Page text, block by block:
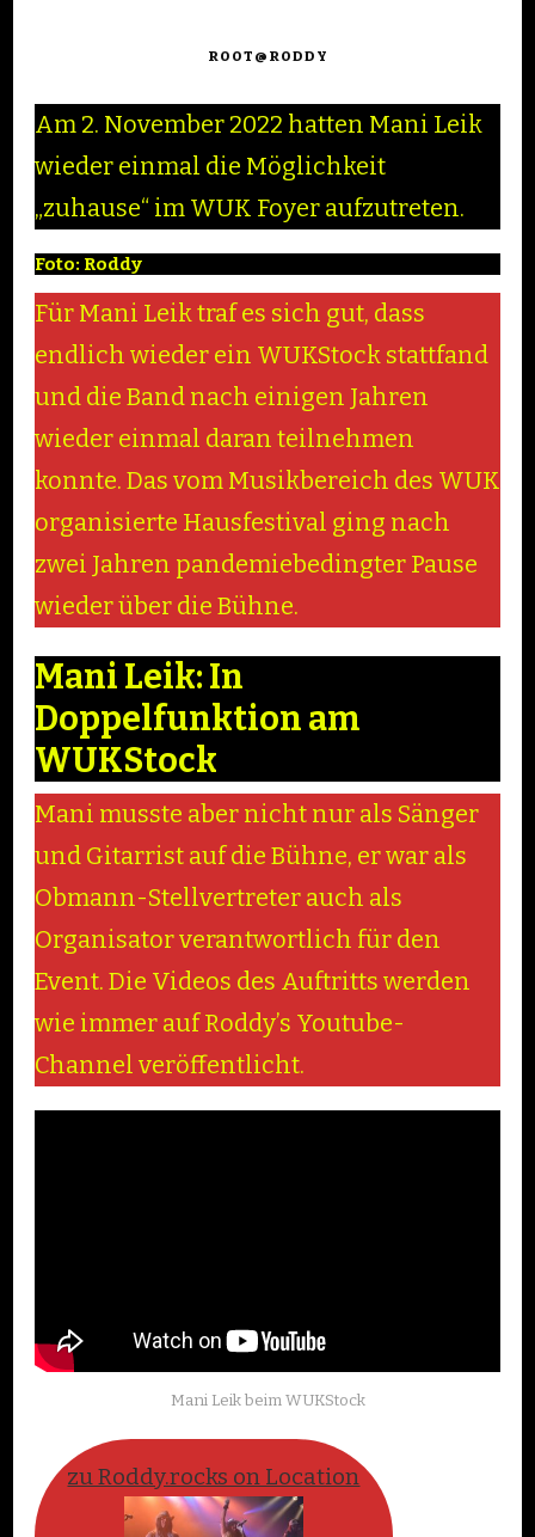
ROOT@RODDY
Am 2. November 2022 hatten Mani Leik
wieder einmal die Möglichkeit
„zuhause“ im WUK Foyer aufzutreten.
Foto: Roddy
Für Mani Leik traf es sich gut, dass
endlich wieder ein WUKStock stattfand
und die Band nach einigen Jahren
wieder einmal daran teilnehmen
konnte. Das vom Musikbereich des WUK
organisierte Hausfestival ging nach
zwei Jahren pandemiebedingter Pause
wieder über die Bühne.
Mani Leik: In
Doppelfunktion am
WUKStock
Mani musste aber nicht nur als Sänger
und Gitarrist auf die Bühne, er war als
Obmann-Stellvertreter auch als
Organisator verantwortlich für den
Event. Die Videos des Auftritts werden
wie immer auf Roddy’s Youtube-
Channel veröffentlicht.
Mani Leik beim WUKStock
zu Roddy.rocks on Location